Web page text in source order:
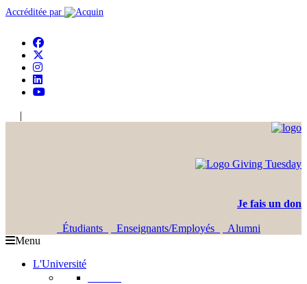
Accréditée par
|
Je fais un don
Étudiants Enseignants/Employés
Alumni
Menu
L'Université